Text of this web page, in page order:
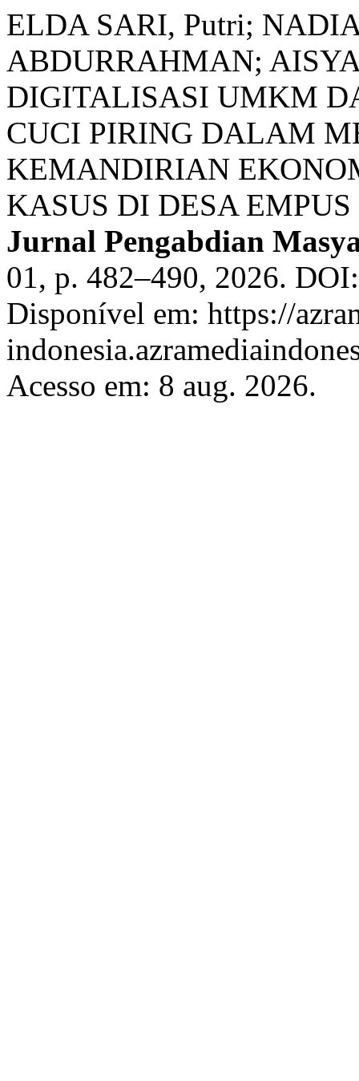
ELDA SARI, Putri;
ABDURRAHMAN;
DIGITALISASI UMKM
CUCI PIRING DALAM
KEMANDIRIAN
KASUS DI DESA
Jurnal Pengabdian
01, p. 482–490, 2026.
Disponível em: https://
Acesso em: 8 aug. 2026.